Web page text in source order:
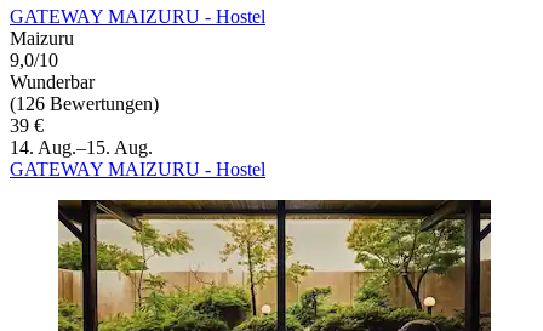
GATEWAY MAIZURU - Hostel
Maizuru
9,0/10
Wunderbar
(126 Bewertungen)
39 €
14. Aug.–15. Aug.
GATEWAY MAIZURU - Hostel